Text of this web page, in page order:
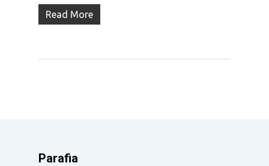
Read More
Parafia